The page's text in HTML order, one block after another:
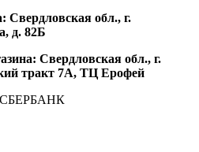
обл., г.
д. 82Б
Свердловская обл., г.
тракт 7А, ТЦ Ерофей